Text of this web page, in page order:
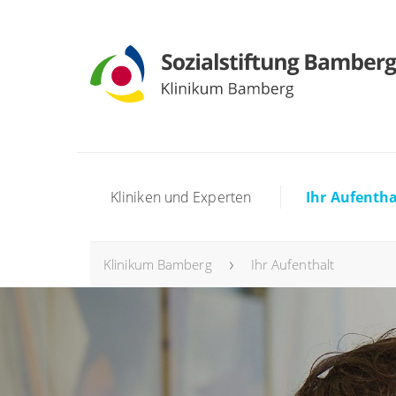
Kliniken und Experten Ihr
Klinikum Bamberg Ihr Aufenthalt